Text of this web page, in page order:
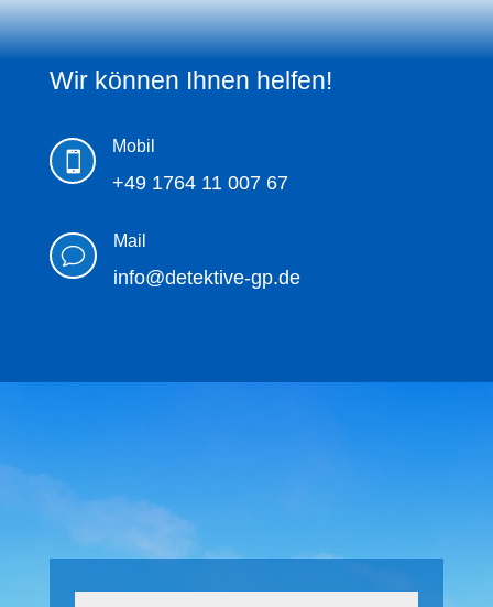
Wir können Ihnen helfen!

Mobil
+49 1764 11 007 67
v
Mail
info@detektive-gp.de